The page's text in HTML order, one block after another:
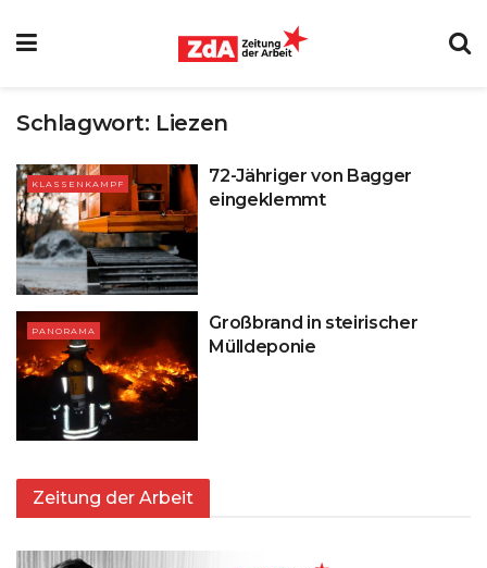
Schlagwort: Liezen
KLASSENKAMPF
72-Jähriger von Bagger
eingeklemmt
PANORAMA
Großbrand in steirischer
Mülldeponie
Zeitung der Arbeit